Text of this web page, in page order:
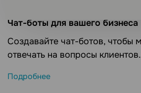
Чат-боты для вашего бизнеса
Создавайте чат-ботов, чтобы мгновенно
отвечать на вопросы клиентов.
Подробнее